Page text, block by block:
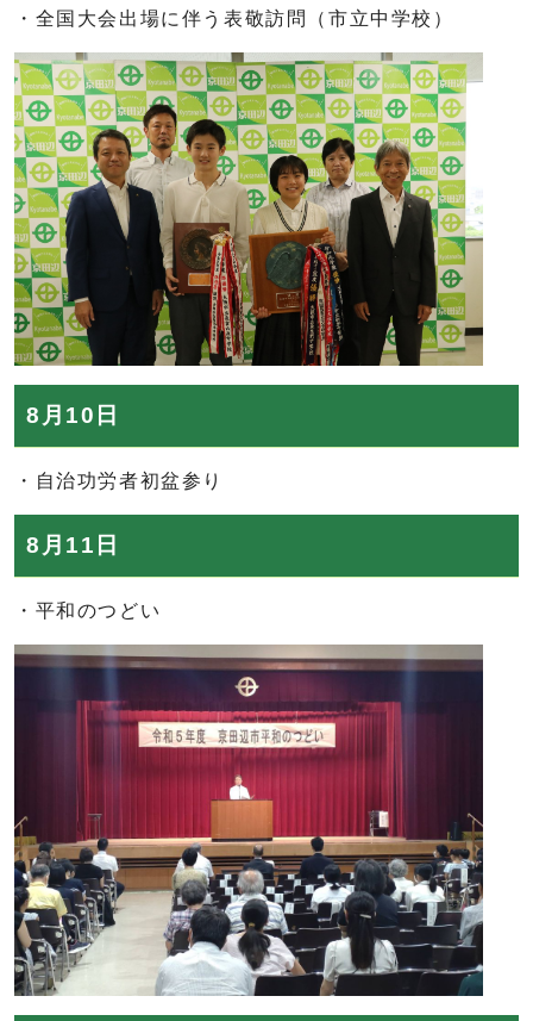
・全国大会出場に伴う表敬訪問（市立中学校）
8月10日
・自治功労者初盆参り
8月11日
・平和のつどい